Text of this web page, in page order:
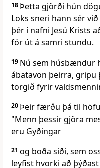
18 Þetta gjörði hún
Loks sneri hann sér
þér í nafni Jesú Krists
fór út á samri stundu.
19 Nú sem húsbændur
ábatavon þeirra, gripu
torgið fyrir
20 Þeir færðu þá til
"Menn þessir gjöra
eru Gyðingar
21 og boða siði, sem
leyfist hvorki að